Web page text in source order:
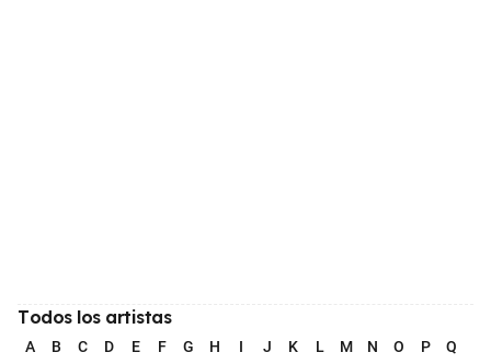
Todos los artistas
A B C D E F G H I J K L M N O P Q